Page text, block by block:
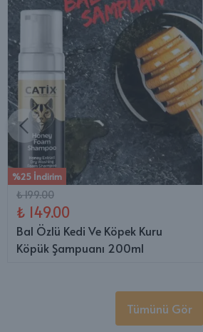
%25 İndirim
₺ 199.00
₺ 149.00
Bal Özlü Kedi Ve Köpek Kuru
Köpük Şampuanı 200ml
Tümünü Gör